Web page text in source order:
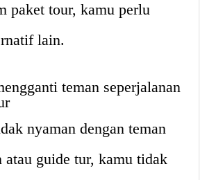
paket tour, kamu perlu
lain.
teman seperjalanan
nyaman dengan teman
atau guide tur, kamu tidak